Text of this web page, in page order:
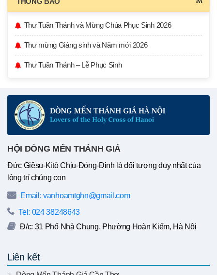
Thư Tuần Thánh và Mừng Chúa Phục Sinh 2026
Thư mừng Giáng sinh và Năm mới 2026
Thư Tuần Thánh – Lễ Phục Sinh
HỘI DÒNG MẾN THÁNH GIÁ
Đức Giêsu-Kitô Chịu-Đóng-Đinh là đối tượng duy nhất của
lòng trí chúng con
Email: vanhoamtghn@gmail.com
Tel: 024 38248643
Đ/c: 31 Phố Nhà Chung, Phường Hoàn Kiếm, Hà Nội
Liên kết